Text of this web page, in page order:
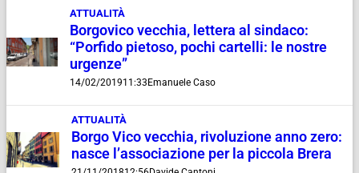
ATTUALITÀ
Borgovico vecchia, lettera al sindaco:
“Porfido pietoso, pochi cartelli: le nostre
urgenze”
14/02/201911:33Emanuele Caso
ATTUALITÀ
Borgo Vico vecchia, rivoluzione anno zero:
nasce l’associazione per la piccola Brera